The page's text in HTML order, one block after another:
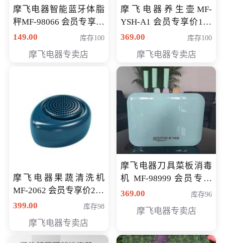
摩飞电器智能蓝牙体脂
秤MF-98066 会员专享价
98元
149.00 库存100
摩飞电器专卖店
摩飞电器养生壶MF-
YSH-A1 会员专享价198
元
369.00 库存100
摩飞电器专卖店
摩飞电器果蔬清洗机
MF-2062 会员专享价268
元
399.00 库存98
摩飞电器专卖店
摩飞电器刀具菜板消毒
机 MF-98999 会员专享
价286元
369.00 库存96
摩飞电器专卖店